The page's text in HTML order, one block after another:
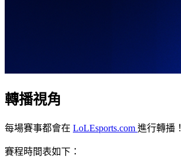
轉播視角
每場賽事都會在 LoLEsports.com 進行轉播！
賽程時間表如下：